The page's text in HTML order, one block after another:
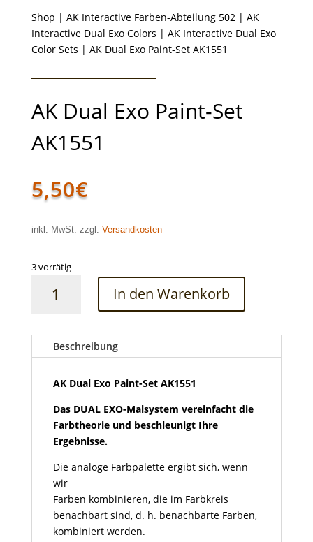
Shop | AK Interactive Farben-Abteilung 502| AK
Interactive Dual Exo Colors | AK Interactive Dual Exo
Color Sets | AK Dual Exo Paint-Set AK1551
AK Dual Exo Paint-Set
AK1551
5,50€
inkl. MwSt. zzgl. Versandkosten
3 vorrätig
AK1551
Menge
In den Warenkorb
Beschreibung
AK Dual Exo Paint-Set AK1551
Das DUAL EXO-Malsystem vereinfacht die
Farbtheorie und beschleunigt Ihre
Ergebnisse.
Die analoge Farbpalette ergibt sich, wenn
wir
Farben kombinieren, die im Farbkreis
benachbart sind, d. h. benachbarte Farben,
kombiniert werden.